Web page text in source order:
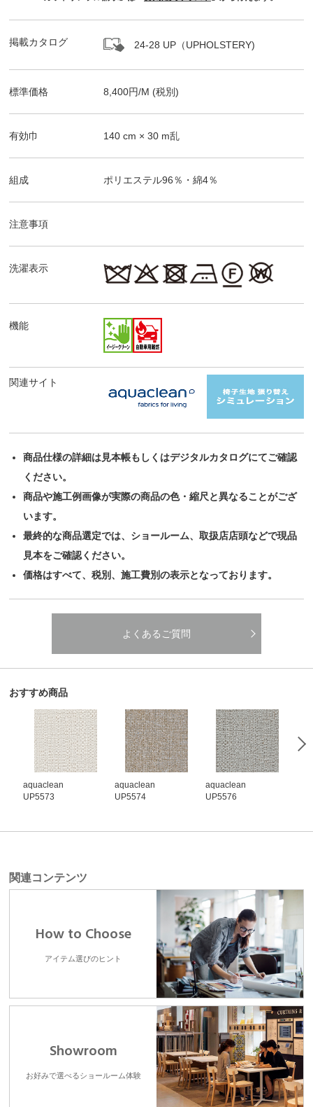
掲載カタログ 24-28 UP（UPHOLSTERY)
標準価格 8,400円/M (税別)
有効巾 140 cm ×30 m乱
組成 ポリエステル96％・綿4％
注意事項
洗濯表示
機能
関連サイト
商品仕様の詳細は見本帳もしくはデジタルカタログにてご確認
ください。
商品や施工例画像が実際の商品の色・縮尺と異なることがござ
います。
最終的な商品選定では、ショールーム、取扱店店頭などで現品
見本をご確認ください。
価格はすべて、税別、施工費別の表示となっております。
よくあるご質問
おすすめ商品
aquaclean
UP5573
aquaclean
UP5574
aquaclean
UP5576
関連コンテンツ
How to Choose
アイテム選びのヒント
Showroom
お好みで選べるショールーム体験